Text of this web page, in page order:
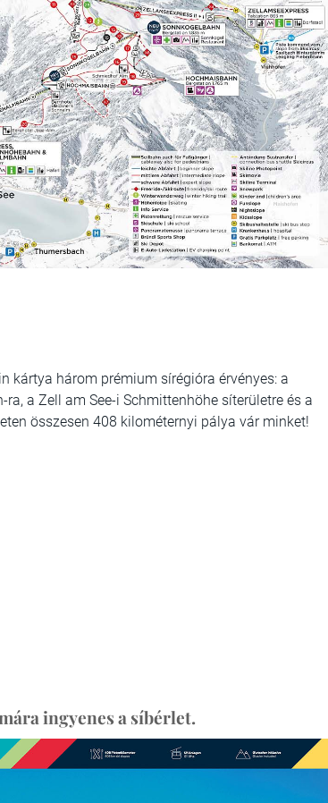
kártya három prémium sírégióra érvényes: a
a Zell am See-i Schmittenhöhe síterületre és a
összesen 408 kilométernyi pálya vár minket!
ingyenes a síbérlet.